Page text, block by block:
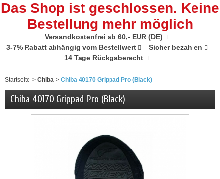
Das Shop ist geschlossen. Keine
Bestellung mehr möglich
Versandkostenfrei ab 60,- EUR (DE)
3-7% Rabatt abhängig vom Bestellwert
Sicher bezahlen
14 Tage Rückgaberecht
Startseite > Chiba > Chiba 40170 Grippad Pro (Black)
Chiba 40170 Grippad Pro (Black)